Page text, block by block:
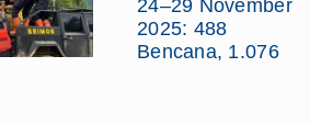
24–29 November
2025: 488
Bencana, 1.076